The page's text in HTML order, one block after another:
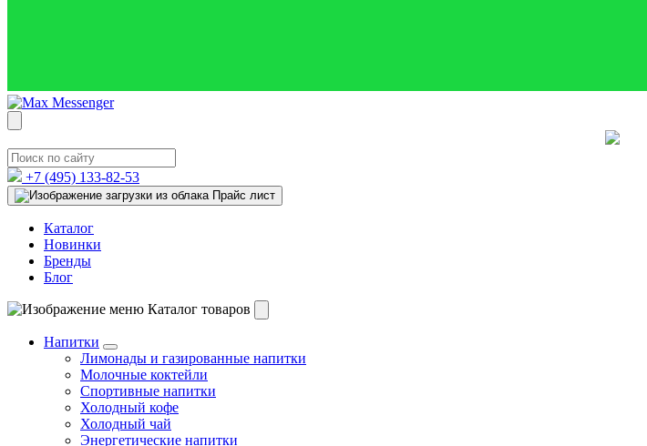
+7 (495) 133-82-53
Прайс лист
Каталог
Новинки
Бренды
Блог
Каталог товаров
Напитки
Лимонады и газированные напитки
Молочные коктейли
Спортивные напитки
Холодный кофе
Холодный чай
Энергетические напитки